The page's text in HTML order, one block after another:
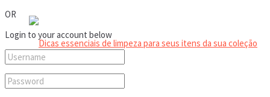
OR
Login to your account below